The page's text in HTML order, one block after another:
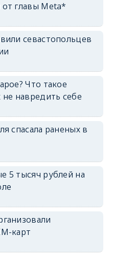
главы Meta*
севастопольцев
Что такое
навредить себе
спасала раненых в
5 тысяч рублей на
карт